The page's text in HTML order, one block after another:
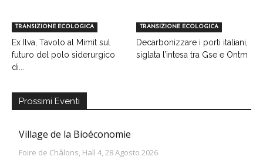
TRANSIZIONE ECOLOGICA
Ex Ilva, Tavolo al Mimit sul
futuro del polo siderurgico
di...
TRANSIZIONE ECOLOGICA
Decarbonizzare i porti italiani,
siglata l’intesa tra Gse e Ontm
Prossimi Eventi
Village de la Bioéconomie
Foire de Châlons, Hall 4, 28 Agosto 2026